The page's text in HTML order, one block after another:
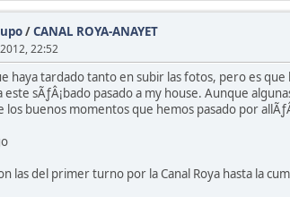
/CANAL ROYA-ANAYET
22:52
haya tardado tanto en subir las fotos, pero es
este sÃƒÂ¡bado pasado a my house. Aunque
los buenos momentos que hemos pasado por
las del primer turno por la Canal Roya hasta la